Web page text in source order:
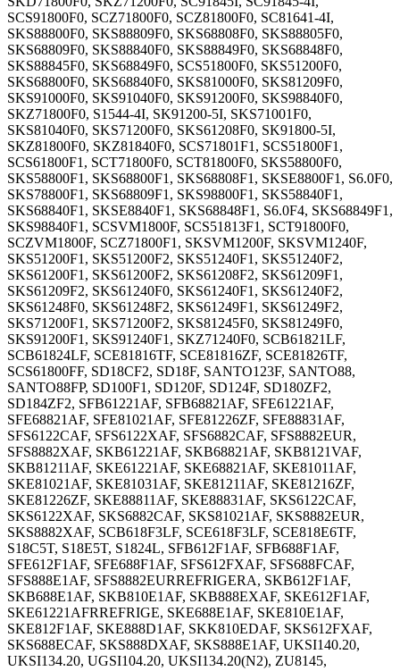
SCS91800F0, SCZ71800F0, SCZ81800F0, SC81641-4I,
SKS88800F0, SKS88809F0, SKS68808F0, SKS88805F0,
SKS68809F0, SKS88840F0, SKS88849F0, SKS68848F0,
SKS88845F0, SKS68849F0, SCS51800F0, SKS51200F0,
SKS68800F0, SKS68840F0, SKS81000F0, SKS81209F0,
SKS91000F0, SKS91040F0, SKS91200F0, SKS98840F0,
SKZ71800F0, S1544-4I, SK91200-5I, SKS71001F0,
SKS81040F0, SKS71200F0, SKS61208F0, SK91800-5I,
SKZ81800F0, SKZ81840F0, SCS71801F1, SCS51800F1,
SCS61800F1, SCT71800F0, SCT81800F0, SKS58800F0,
SKS58800F1, SKS68800F1, SKS68808F1, SKSE8800F1, S6.0F0,
SKS78800F1, SKS68809F1, SKS98800F1, SKS58840F1,
SKS68840F1, SKSE8840F1, SKS68848F1, S6.0F4, SKS68849F1,
SKS98840F1, SCSVM1800F, SCS51813F1, SCT91800F0,
SCZVM1800F, SCZ71800F1, SKSVM1200F, SKSVM1240F,
SKS51200F1, SKS51200F2, SKS51240F1, SKS51240F2,
SKS61200F1, SKS61200F2, SKS61208F2, SKS61209F1,
SKS61209F2, SKS61240F0, SKS61240F1, SKS61240F2,
SKS61248F0, SKS61248F2, SKS61249F1, SKS61249F2,
SKS71200F1, SKS71200F2, SKS81245F0, SKS81249F0,
SKS91200F1, SKS91240F1, SKZ71240F0, SCB61821LF,
SCB61824LF, SCE81816TF, SCE81816ZF, SCE81826TF,
SCS61800FF, SD18CF2, SD18F, SANTO123F, SANTO88,
SANTO88FP, SD100F1, SD120F, SD124F, SD180ZF2,
SD184ZF2, SFB61221AF, SFB68821AF, SFE61221AF,
SFE68821AF, SFE81021AF, SFE81226ZF, SFE88831AF,
SFS6122CAF, SFS6122XAF, SFS6882CAF, SFS8882EUR,
SFS8882XAF, SKB61221AF, SKB68821AF, SKB8121VAF,
SKB81211AF, SKE61221AF, SKE68821AF, SKE81011AF,
SKE81021AF, SKE81031AF, SKE81211AF, SKE81216ZF,
SKE81226ZF, SKE88811AF, SKE88831AF, SKS6122CAF,
SKS6122XAF, SKS6882CAF, SKS81021AF, SKS8882EUR,
SKS8882XAF, SCB618F3LF, SCE618F3LF, SCE818E6TF,
S18C5T, S18E5T, S1824L, SFB612F1AF, SFB688F1AF,
SFE612F1AF, SFE688F1AF, SFS612FXAF, SFS688FCAF,
SFS888E1AF, SFS8882EURREFRIGERA, SKB612F1AF,
SKB688E1AF, SKB810E1AF, SKB888EXAF, SKE612F1AF,
SKE61221AFRREFRIGE, SKE688E1AF, SKE810E1AF,
SKE812F1AF, SKE888D1AF, SKK810EDAF, SKS612FXAF,
SKS688ECAF, SKS888DXAF, SKS888E1AF, UKSI140.20,
UKSI134.20, UGSI104.20, UKSI134.20(N2), ZU8145,